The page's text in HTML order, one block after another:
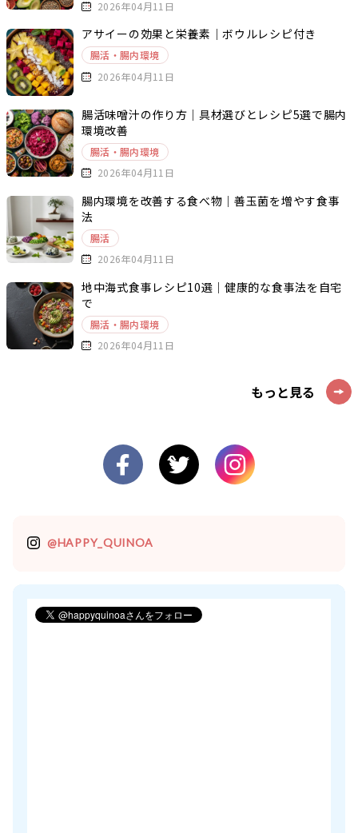
2026年04月11日
アサイーの効果と栄養素｜ボウルレシピ付き
腸活・腸内環境
2026年04月11日
腸活味噌汁の作り方｜具材選びとレシピ5選で腸内
環境改善
腸活・腸内環境
2026年04月11日
腸内環境を改善する食べ物｜善玉菌を増やす食事
法
腸活
2026年04月11日
地中海式食事レシピ10選｜健康的な食事法を自宅
で
腸活・腸内環境
2026年04月11日
もっと見る
@HAPPY_QUINOA